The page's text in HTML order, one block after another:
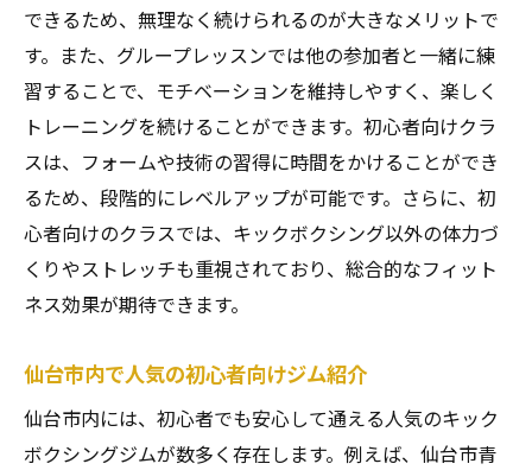
初心者から上級者まで仙台市内のキックボクシ
ングジムで目標達成
初心者から上級者まで対応するジムの特徴
キックボクシングで目標達成を目指す方法
仙台市内のジムでのトレーニングプログラ
ム紹介
目標に合わせたトレーニングの組み立て方
仙台市のジムでの成功事例
び方
清潔で快適なトレーニング環境仙台市のキック
ボクシングジム特集
できるため、無理なく続けられるのが大きなメリットで
す。また、グループレッスンでは他の参加者と一緒に練
習することで、モチベーションを維持しやすく、楽しく
トレーニングを続けることができます。初心者向けクラ
スは、フォームや技術の習得に時間をかけることができ
るため、段階的にレベルアップが可能です。さらに、初
心者向けのクラスでは、キックボクシング以外の体力づ
くりやストレッチも重視されており、総合的なフィット
ネス効果が期待できます。
仙台市内で人気の初心者向けジム紹介
仙台市内には、初心者でも安心して通える人気のキック
ボクシングジムが数多く存在します。例えば、仙台市青